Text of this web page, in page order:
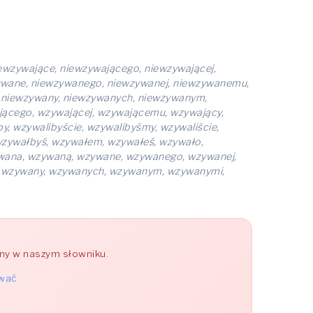
niewzywającego, niewzywającej,
niewzywanego, niewzywanej, niewzywanemu,
niewzywanych, niewzywanym,
wzywającej, wzywającemu, wzywający,
wzywalibyście, wzywalibyśmy, wzywaliście,
wzywałem, wzywałeś, wzywało,
wzywaną, wzywane, wzywanego, wzywanej,
wzywanych, wzywanym, wzywanymi,
w naszym słowniku.